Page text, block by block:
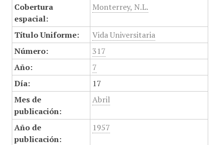
Cobertura
espacial:
Monterrey, N.L.
Título Uniforme:
Vida Universitaria
Número:
317
Año:
7
Día:
17
Mes de
publicación:
Abril
Año de
publicación:
1957